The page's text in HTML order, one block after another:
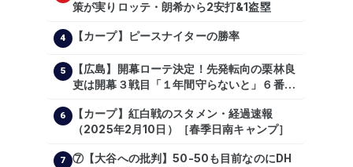
策が実りロッテ・朗希から2安打&1盗塁
4 【カープ】ピースナイターの勝率
5
【広島】開幕ローテ決定！先発転向の栗林良
吏は開幕３戦目「１年間守らないと」６番手
6
【カープ】紅白戦のスタメン・経過速報
（2025年2月10日）［春季日南キャンプ］
7
⑦【大谷への批判】50-50も目前なのにDH